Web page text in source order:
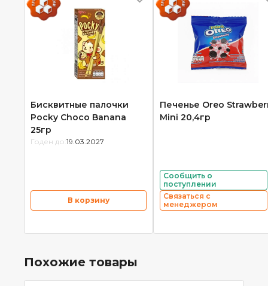
Бисквитные палочки
Pocky Choco Banana
25гр
Годен до: 19.03.2027
В корзину
Печенье Oreo
Mini 20,4гр
Сообщить о
поступлении
Связаться с
менеджером
Похожие товары